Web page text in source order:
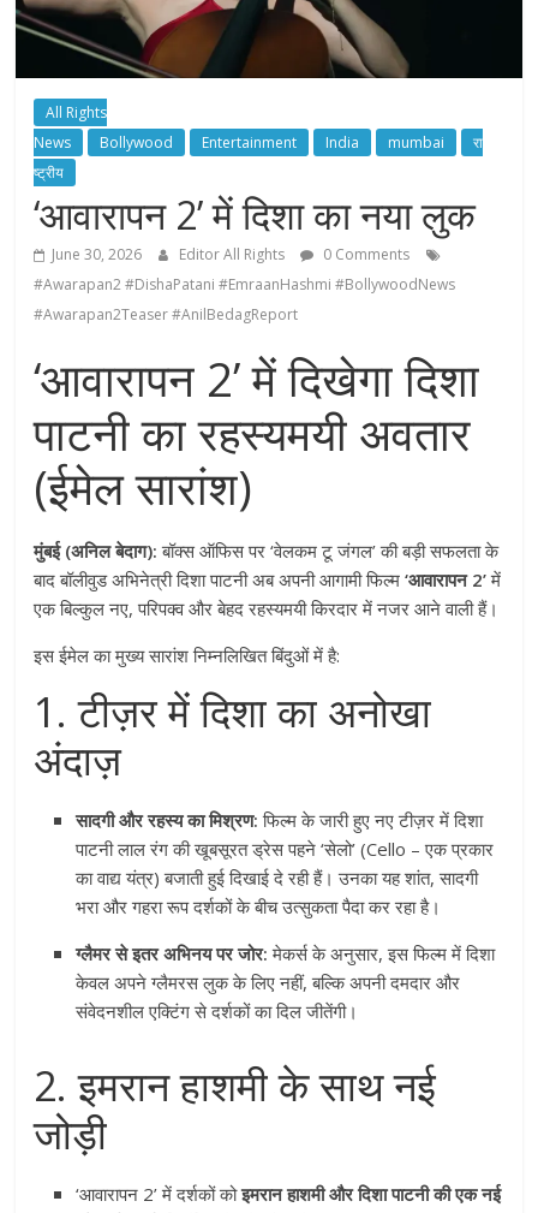
All Rights
News
Bollywood Entertainment India mumbai
रा
ष्ट्रीय
‘आवारापन 2’ में दिशा का नया लुक
June 30, 2026 Editor All Rights
0 Comments
#Awarapan2 #DishaPatani #EmraanHashmi #BollywoodNews
#Awarapan2Teaser #AnilBedagReport
‘आवारापन 2’ में दिखेगा दिशा
पाटनी का रहस्यमयी अवतार
(ईमेल सारांश)
मुंबई (अनिल बेदाग): बॉक्स ऑफिस पर ‘वेलकम टू जंगल’ की बड़ी सफलता के
बाद बॉलीवुड अभिनेत्री दिशा पाटनी अब अपनी आगामी फिल्म‘आवारापन 2’में
एक बिल्कुल नए, परिपक्व और बेहद रहस्यमयी किरदार में नजर आने वाली हैं।
इस ईमेल का मुख्य सारांश निम्नलिखित बिंदुओं में है:
1. टीज़र में दिशा का अनोखा
अंदाज़
सादगी और रहस्य का मिश्रण: फिल्म के जारी हुए नए टीज़र में दिशा
पाटनी लाल रंग की खूबसूरत ड्रेस पहने ‘सेलो’ (Cello – एक प्रकार
का वाद्य यंत्र) बजाती हुई दिखाई दे रही हैं। उनका यह शांत, सादगी
भरा और गहरा रूप दर्शकों के बीच उत्सुकता पैदा कर रहा है।
ग्लैमर से इतर अभिनय पर जोर: मेकर्स के अनुसार, इस फिल्म में दिशा
केवल अपने ग्लैमरस लुक के लिए नहीं, बल्कि अपनी दमदार और
संवेदनशील एक्टिंग से दर्शकों का दिल जीतेंगी।
2. इमरान हाशमी के साथ नई
जोड़ी
‘आवारापन 2’ में दर्शकों कोइमरान हाशमी और दिशा पाटनी की एक नई